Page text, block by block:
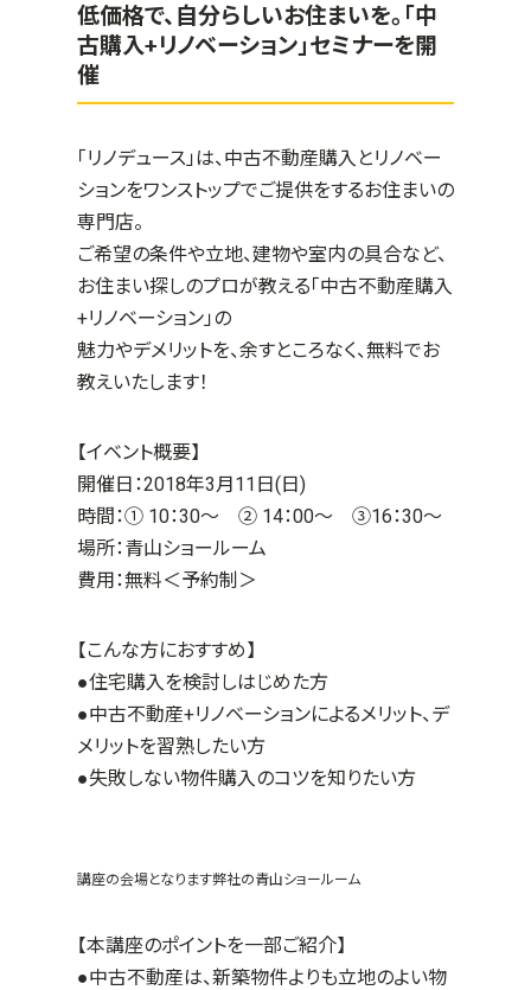
低価格で、自分らしいお住まいを。「中
古購入+リノベーション」セミナーを開
催
「リノデュース」は、中古不動産購入とリノベー
ションをワンストップでご提供をするお住まいの
専門店。
ご希望の条件や立地、建物や室内の具合など、
お住まい探しのプロが教える「中古不動産購入
+リノベーション」の
魅力やデメリットを、余すところなく、無料でお
教えいたします！
【イベント概要】
開催日：2018年3月11日(日)
時間：① 10：30～ ② 14：00～ ③16：30～
場所：青山ショールーム
費用：無料＜予約制＞
【こんな方におすすめ】
●住宅購入を検討しはじめた方
●中古不動産+リノベーションによるメリット、デ
メリットを習熟したい方
●失敗しない物件購入のコツを知りたい方
講座の会場となります弊社の青山ショールーム
【本講座のポイントを一部ご紹介】
●中古不動産は、新築物件よりも立地のよい物